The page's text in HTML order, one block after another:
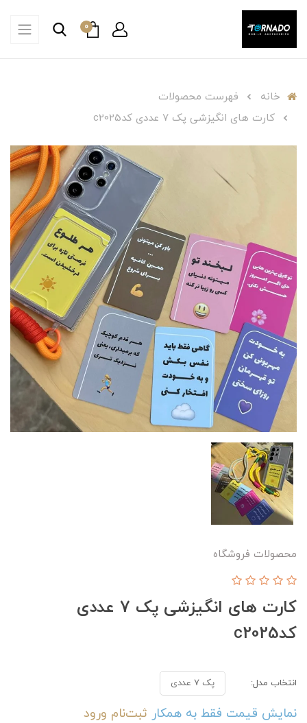
0
خانه
فهرست محصولات
کارت های انگیزشی پک 7 عددی کدc2025
محصولات فروشگاه
کارت های انگیزشی پک 7 عددی
کدc2025
انتخاب مدل: پک 7 عددی
نمایش قیمت فقط به همکار ثبت‌نام ورود